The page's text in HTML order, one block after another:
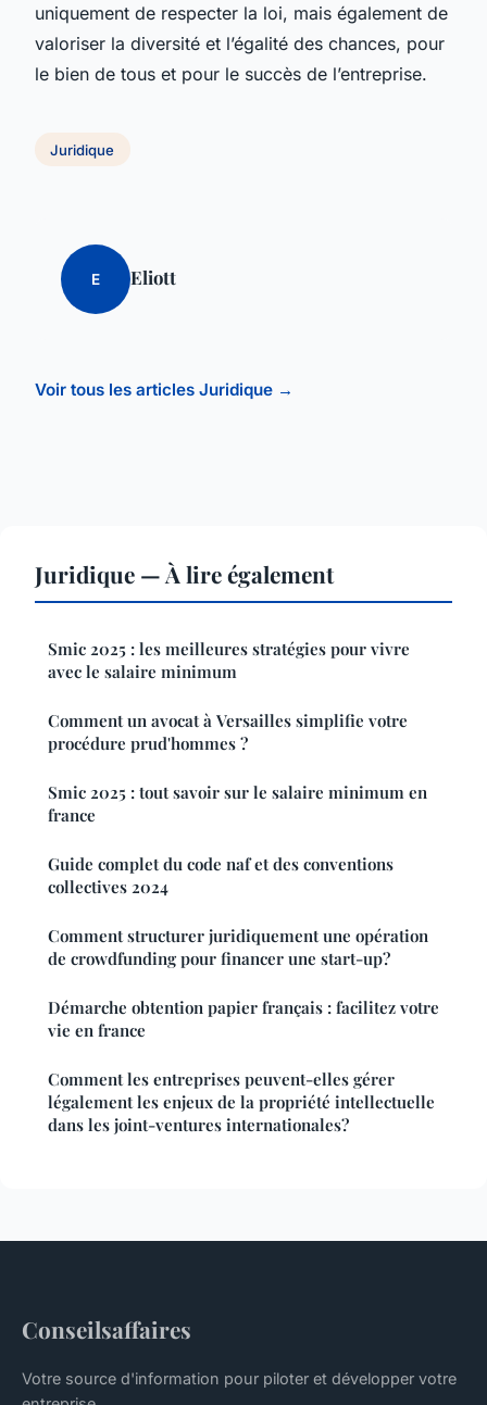
uniquement de respecter la loi, mais également de
valoriser la diversité et l’égalité des chances, pour
le bien de tous et pour le succès de l’entreprise.
Juridique
E Eliott
Voir tous les articles Juridique →
Juridique — À lire également
Smic 2025 : les meilleures stratégies pour vivre
avec le salaire minimum
Comment un avocat à Versailles simplifie votre
procédure prud'hommes ?
Smic 2025 : tout savoir sur le salaire minimum en
france
Guide complet du code naf et des conventions
collectives 2024
Comment structurer juridiquement une opération
de crowdfunding pour financer une start-up?
Démarche obtention papier français : facilitez votre
vie en france
Comment les entreprises peuvent-elles gérer
légalement les enjeux de la propriété intellectuelle
dans les joint-ventures internationales?
Conseilsaffaires
Votre source d'information pour piloter et développer votre